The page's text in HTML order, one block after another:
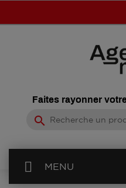
Faites rayonner
search
MENU